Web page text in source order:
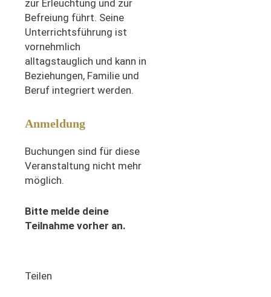
zur Erleuchtung und zur
Befreiung führt. Seine
Unterrichtsführung ist
vornehmlich
alltagstauglich und kann in
Beziehungen, Familie und
Beruf integriert werden.
Anmeldung
Buchungen sind für diese
Veranstaltung nicht mehr
möglich.
Bitte melde deine
Teilnahme vorher an.
Teilen